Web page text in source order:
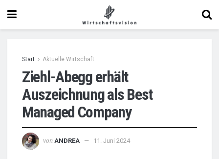
Start Aktuelle Wirtschaft
Ziehl-Abegg erhält
Auszeichnung als Best
Managed Company
von ANDREA 11. Juni 2024